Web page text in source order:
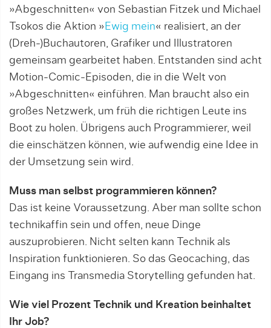
»Abgeschnitten« von Sebastian Fitzek und Michael
Tsokos die Aktion » Ewig mein« realisiert, an der
(Dreh-)Buchautoren, Grafiker und Illustratoren
gemeinsam gearbeitet haben. Entstan­den sind acht
Motion-Comic-Episoden, die in die Welt von
»Abgeschnitten« einführen. Man braucht also ein
großes Netzwerk, um früh die richtigen Leu­te ins
Boot zu holen. Übrigens auch Programmierer, weil
die einschätzen können, wie aufwendig eine Idee in
der Umsetzung sein wird.
Muss man selbst programmieren können?
Das ist keine Voraussetzung. Aber man sollte schon
technikaffin sein und offen, neue Dinge
auszuprobieren. Nicht selten kann Technik als
Inspiration funktionieren. So das Geocaching, das
Eingang ins Transmedia Storytelling gefunden hat.
Wie viel Prozent Technik und Kreation beinhaltet
Ihr Job?